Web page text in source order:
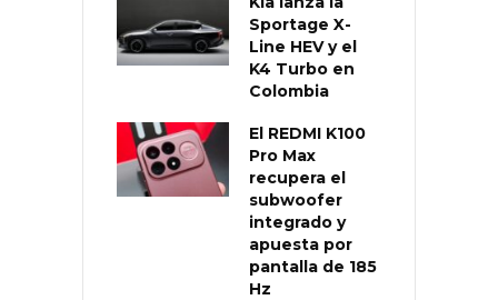
Sportage X-
Line HEV y el
K4 Turbo en
Colombia
El REDMI K100
Pro Max
recupera el
subwoofer
integrado y
apuesta por
pantalla de 185
Hz